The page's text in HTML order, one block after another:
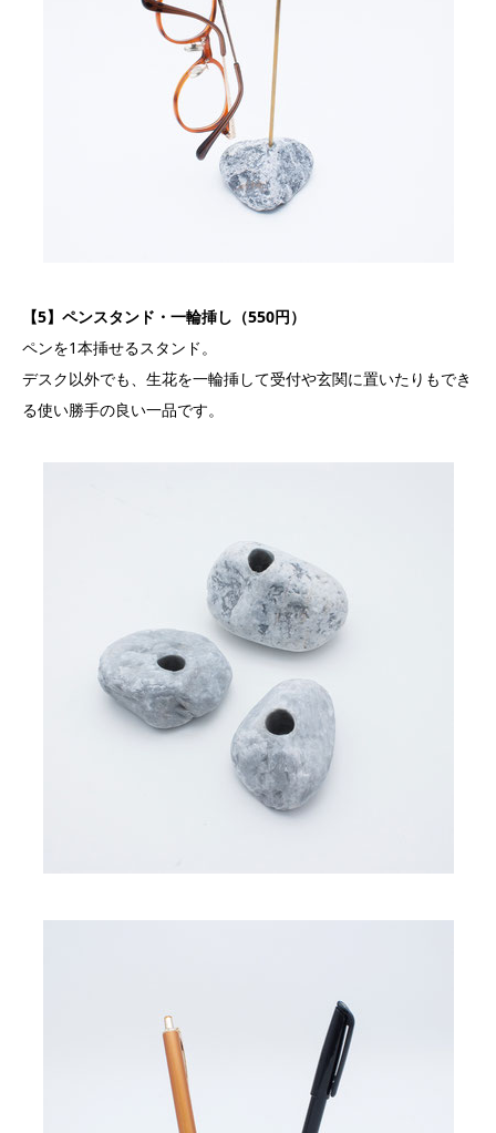
【5】ペンスタンド・一輪挿し（550円）
ペンを1本挿せるスタンド。
デスク以外でも、生花を一輪挿して受付や玄関に置いたりもでき
る使い勝手の良い一品です。